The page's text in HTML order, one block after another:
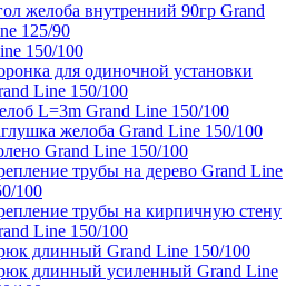
желоба внутренний 90гр Grand
125/90
150/100
для одиночной установки
Line 150/100
L=3m Grand Line 150/100
желоба Grand Line 150/100
Grand Line 150/100
трубы на дерево Grand Line
100
трубы на кирпичную стену
Line 150/100
длинный Grand Line 150/100
длинный усиленный Grand Line